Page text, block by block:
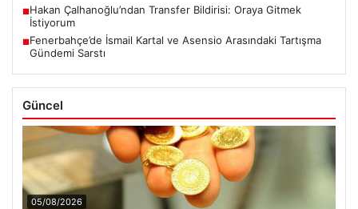
■Hakan Çalhanoğlu’ndan Transfer Bildirisi: Oraya Gitmek
İstiyorum
■Fenerbahçe’de İsmail Kartal ve Asensio Arasındaki Tartışma
Gündemi Sarstı
Güncel
05/08/2026